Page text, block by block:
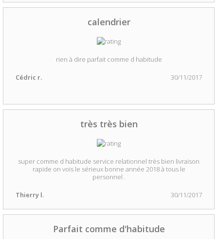
calendrier
rien à dire parfait comme d habitude
Cédric r. 30/11/2017
très très bien
super comme d habitude service relationnel très bien livraison
rapide on vois le sérieux bonne année 2018 à tous le
personnel .
Thierry l. 30/11/2017
Parfait comme d'habitude